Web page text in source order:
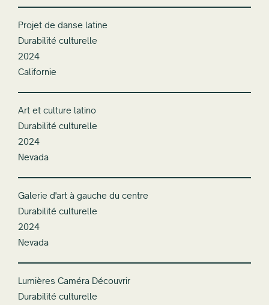
Projet de danse latine
Durabilité culturelle
2024
Californie
Art et culture latino
Durabilité culturelle
2024
Nevada
Galerie d'art à gauche du centre
Durabilité culturelle
2024
Nevada
Lumières Caméra Découvrir
Durabilité culturelle